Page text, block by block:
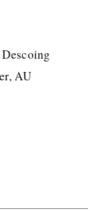
AU